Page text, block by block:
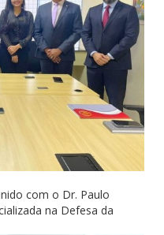
com o Dr. Paulo
na Defesa da